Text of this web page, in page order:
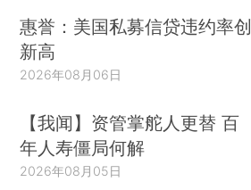
惠誉：美国私募信贷违约率创
新高
2026年08月06日
【我闻】资管掌舵人更替 百
年人寿僵局何解
2026年08月05日